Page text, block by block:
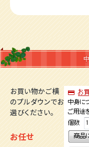
お買い物かご横
のプルダウンでお
選びください。
お任せ